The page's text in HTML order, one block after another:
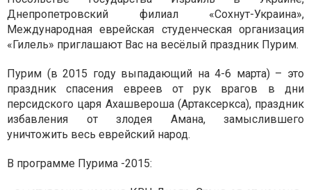
Днепропетровский филиал «Сохнут-Украина»,
Международная еврейская студенческая организация
«Гилель» приглашают Вас на весёлый праздник Пурим.
Пурим (в 2015 году выпадающий на 4-6 марта) – это
праздник спасения евреев от рук врагов в дни
персидского царя Ахашвероша (Артаксеркса), праздник
избавления от злодея Амана, замыслившего
уничтожить весь еврейский народ.
В программе Пурима -2015: